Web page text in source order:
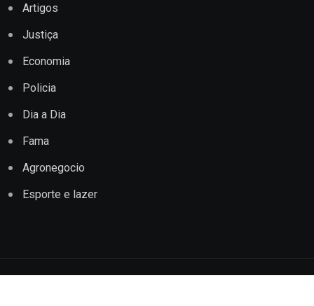
Artigos
Justiça
Economia
Policia
Dia a Dia
Fama
Agronegocio
Esporte e lazer